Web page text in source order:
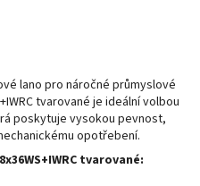
lano pro náročné průmyslové
tvarované je ideální volbou
poskytuje vysokou pevnost,
opotřebení.
tvarované: